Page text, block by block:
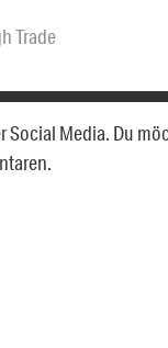
Trade
Media. Du